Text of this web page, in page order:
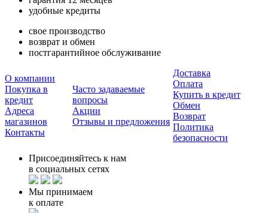
удобные кредиты
свое производство
возврат и обмен
постгарантийное обслуживание
О компании
Покупка в
кредит
Адреса
магазинов
Контакты
Часто задаваемые
вопросы
Акции
Отзывы и предложения
Доставка
Оплата
Купить в кредит
Обмен
Возврат
Политика
безопасности
Присоединяйтесь к нам
в социальных сетях
Мы принимаем
к оплате